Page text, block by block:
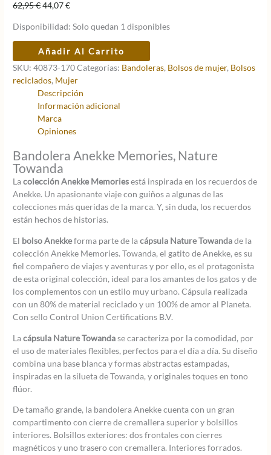
62,95€El
original
era:
62,95 €.
44,07€El
actual
es:
44,07 €.
Disponibilidad: Solo quedan 1 disponibles
Bandolera
Anekke
Memories
Towanda,
Grande
cantidad
Añadir Al Carrito
SKU:40873-170Categorías: Bandoleras, Bolsos de mujer, Bolsos
reciclados, Mujer
Descripción
Información adicional
Marca
Opiniones
Bandolera Anekke Memories, Nature
Towanda
Lacolección Anekke Memoriesestá inspirada en los recuerdos de
Anekke. Un apasionante viaje con guiños a algunas de las
colecciones más queridas de la marca. Y, sin duda, los recuerdos
están hechos de historias.
El bolso Anekkeforma parte de lacápsula Nature Towandade la
colección Anekke Memories. Towanda, el gatito de Anekke, es su
fiel compañero de viajes y aventuras y por ello, es el protagonista
de esta original colección, ideal para los amantes de los gatos y de
los complementos con un estilo muy urbano. Cápsula realizada
con un 80% de material reciclado y un 100% de amor al Planeta.
Con sello Control Union Certifications B.V.
Lacápsula Nature Towandase caracteriza por la comodidad, por
el uso de materiales flexibles, perfectos para el día a día. Su diseño
combina una base blanca y formas abstractas estampadas,
inspiradas en la silueta de Towanda, y originales toques en tono
flúor.
De tamaño grande, la bandolera Anekke cuenta con un gran
compartimento con cierre de cremallera superior y bolsillos
interiores. Bolsillos exteriores: dos frontales con cierres
magnéticos y uno trasero con cremallera. Interiores forrados.